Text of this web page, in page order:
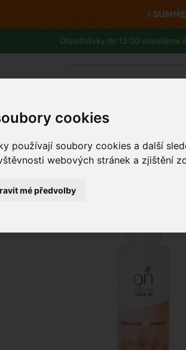
cookies
používají soubory cookies a další
webových stránek a zjištění
mé předvolby
⚡
Objednávky do 12:00 odesíláme
Lexikon
Vlasy Tělo a